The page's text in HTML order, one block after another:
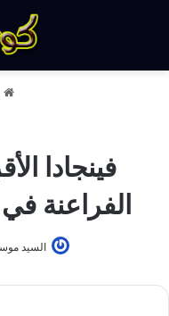
فينجادا
الفراعنة
السيد